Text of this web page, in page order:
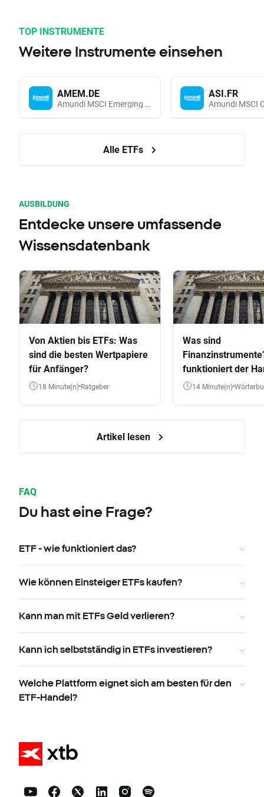
TOP INSTRUMENTE
Weitere Instrumente einsehen
AMEM.DE
Amundi MSCI Emerging Markets UCITS (Acc EUR)
ASI.FR
Alle ETFs
AUSBILDUNG
Entdecke unsere umfassende
Wissensdatenbank
Von Aktien bis ETFs: Was
sind die besten Wertpapiere
für Anfänger?
18 Minute(n) Ratgeber
Was sind
funktioniert der
Aktien, ETFs & Co.
14 Minute(n)
Artikel lesen
FAQ
Du hast eine Frage?
ETF - wie funktioniert das?
Wie können Einsteiger ETFs kaufen?
Kann man mit ETFs Geld verlieren?
Kann ich selbstständig in ETFs investieren?
Welche Plattform eignet sich am besten für den
ETF-Handel?